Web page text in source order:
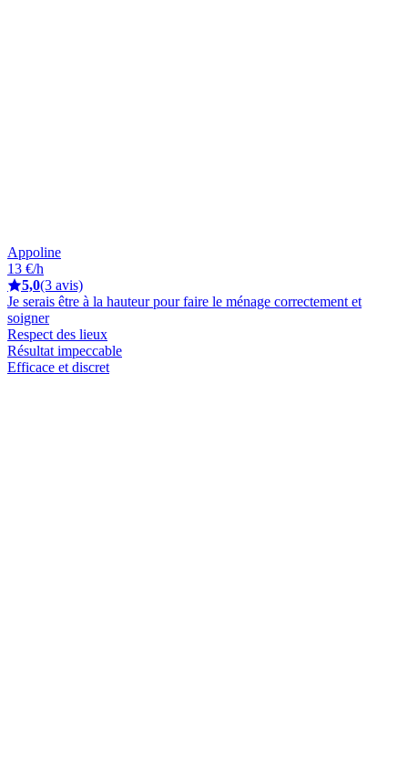
Appoline
13 €/h
5,0(3 avis)
Je serais être à la hauteur pour faire le ménage correctement et
soigner
Respect des lieux
Résultat impeccable
Efficace et discret